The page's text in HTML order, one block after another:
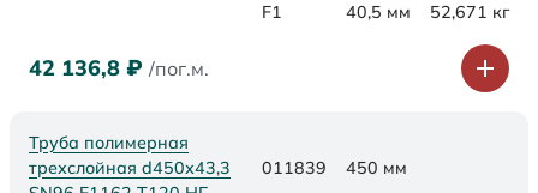
F1 40,5 мм 52,671 кг
42 136,8 ₽ /пог.м.
Труба полимерная
трехслойная d450х43,3
011839 450 мм